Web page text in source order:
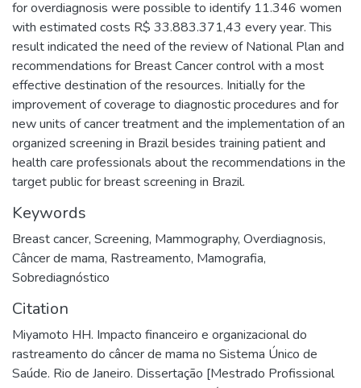
for overdiagnosis were possible to identify 11.346 women
with estimated costs R$ 33.883.371,43 every year. This
result indicated the need of the review of National Plan and
recommendations for Breast Cancer control with a most
effective destination of the resources. Initially for the
improvement of coverage to diagnostic procedures and for
new units of cancer treatment and the implementation of an
organized screening in Brazil besides training patient and
health care professionals about the recommendations in the
target public for breast screening in Brazil.
Keywords
Breast cancer, Screening, Mammography, Overdiagnosis,
Câncer de mama, Rastreamento, Mamografia,
Sobrediagnóstico
Citation
Miyamoto HH. Impacto financeiro e organizacional do
rastreamento do câncer de mama no Sistema Único de
Saúde. Rio de Janeiro. Dissertação [Mestrado Profissional